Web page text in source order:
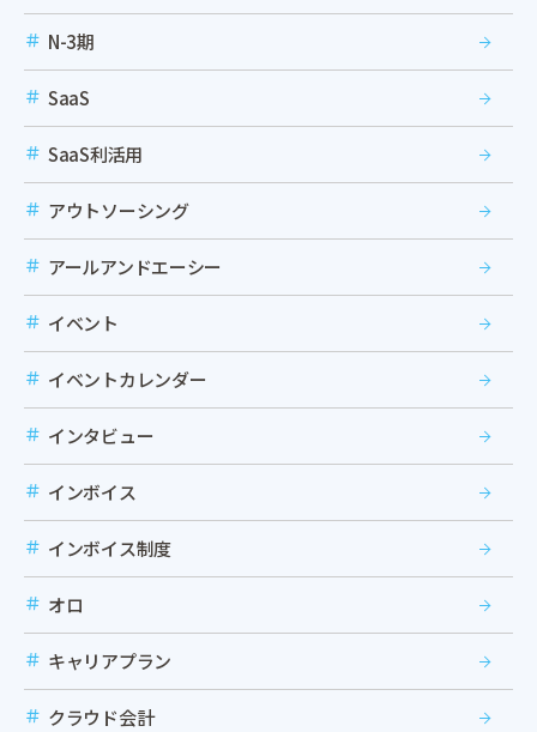
N-3期
SaaS
SaaS利活用
アウトソーシング
アールアンドエーシー
イベント
イベントカレンダー
インタビュー
インボイス
インボイス制度
オロ
キャリアプラン
クラウド会計